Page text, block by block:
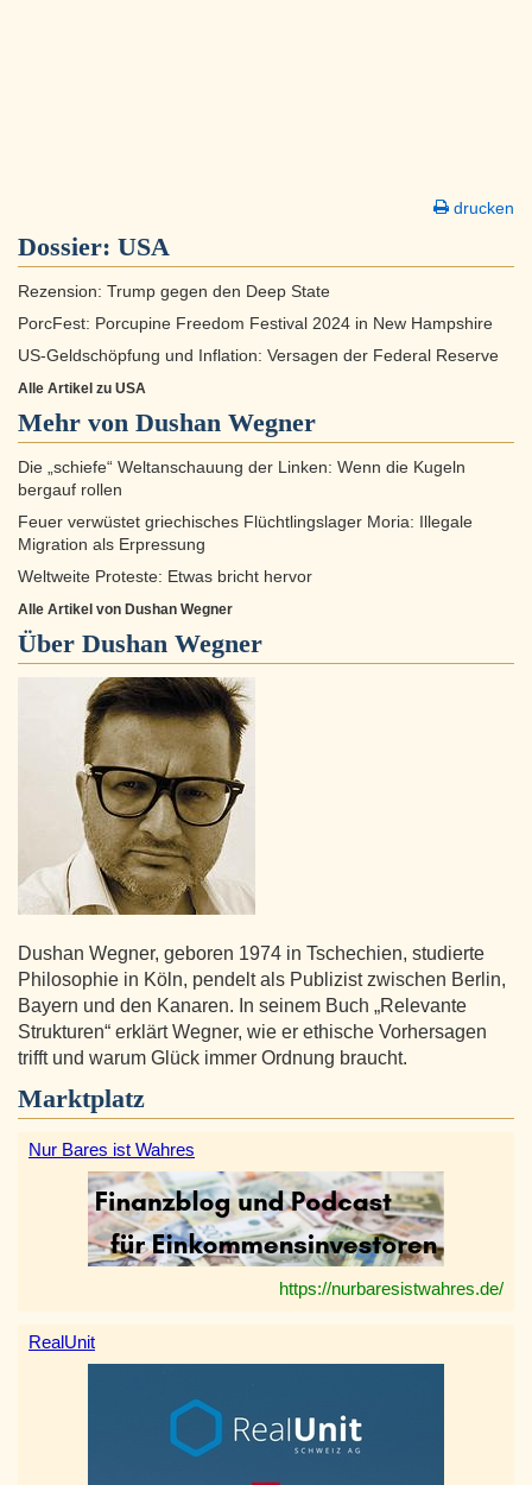
drucken
Dossier: USA
Rezension: Trump gegen den Deep State
PorcFest: Porcupine Freedom Festival 2024 in New Hampshire
US-Geldschöpfung und Inflation: Versagen der Federal Reserve
Alle Artikel zu USA
Mehr von Dushan Wegner
Die „schiefe“ Weltanschauung der Linken: Wenn die Kugeln
bergauf rollen
Feuer verwüstet griechisches Flüchtlingslager Moria: Illegale
Migration als Erpressung
Weltweite Proteste: Etwas bricht hervor
Alle Artikel von Dushan Wegner
Über Dushan Wegner
Dushan Wegner, geboren 1974 in Tschechien, studierte
Philosophie in Köln, pendelt als Publizist zwischen Berlin,
Bayern und den Kanaren. In seinem Buch „Relevante
Strukturen“ erklärt Wegner, wie er ethische Vorhersagen
trifft und warum Glück immer Ordnung braucht.
Marktplatz
Nur Bares ist Wahres
https://nurbaresistwahres.de/
RealUnit